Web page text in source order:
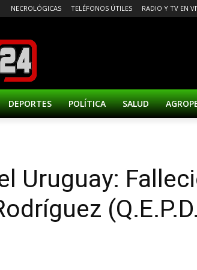
NECROLÓGICAS TELÉFONOS ÚTILES RADIO Y TV EN
DEPORTES POLÍTICA SALUD
Uruguay: